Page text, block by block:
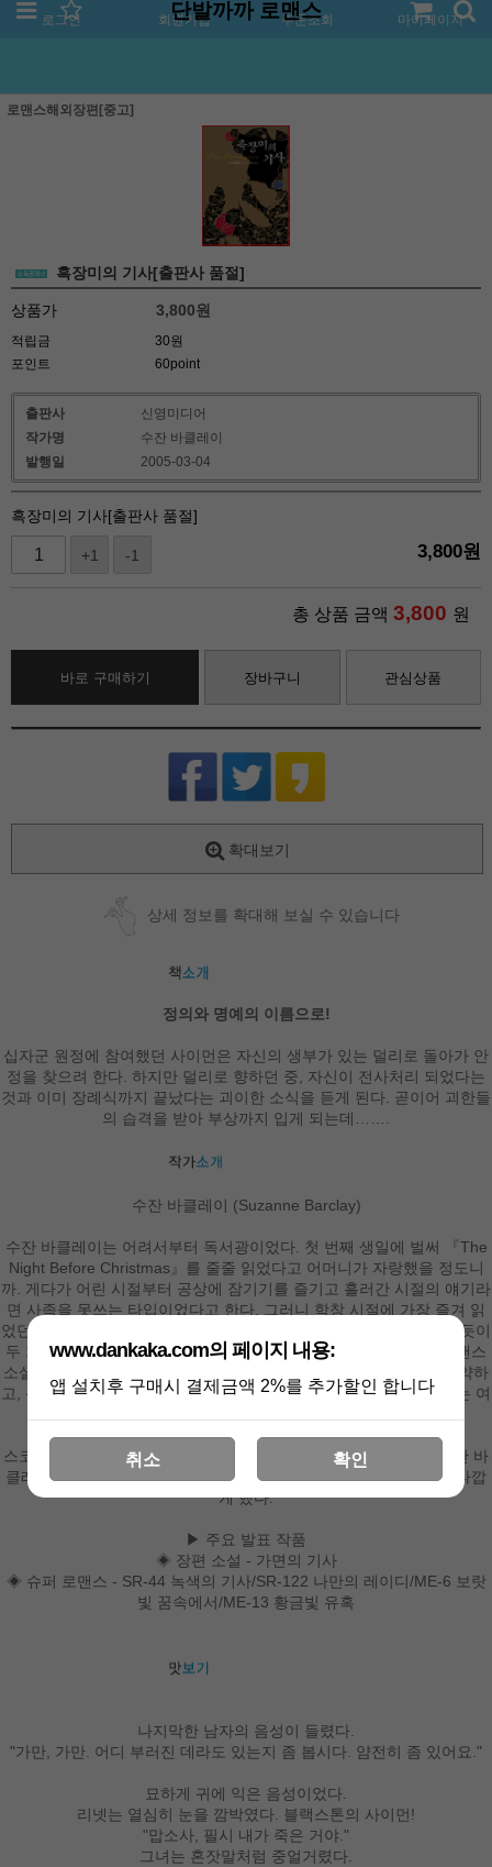
로그인 회원가입 주문조회 마이페이지
단발까까 로맨스
로맨스해외장편[중고]
흑장미의 기사[출판사 품절]
상품가 3,800원
적립금
30원
포인트
60point
출판사
신영미디어
작가명
수잔 바클레이
발행일
2005-03-04
흑장미의 기사[출판사 품절]
+1 -1 3,800원
총 상품 금액 3,800 원
바로 구매하기 장바구니 관심상품
확대보기
상세 정보를 확대해 보실 수 있습니다
정의와 명예의 이름으로!
십자군 원정에 참여했던 사이먼은 자신의 생부가 있는 덜리로 돌아가 안
정을 찾으려 한다. 하지만 덜리로 향하던 중, 자신이 전사처리 되었다는
것과 이미 장례식까지 끝났다는 괴이한 소식을 듣게 된다. 곧이어 괴한들
의 습격을 받아 부상까지 입게 되는데…….
수잔 바클레이 (Suzanne Barclay)
수잔 바클레이는 어려서부터 독서광이었다. 첫 번째 생일에 벌써 『The
Night Before Christmas』를 줄줄 읽었다고 어머니가 자랑했을 정도니
까. 게다가 어린 시절부터 공상에 잠기기를 즐기고 흘러간 시절의 얘기라
면 사족을 못쓰는 타입이었다고 한다. 그러니 학창 시절에 가장 즐겨 읽
었던 책들이 역사 소설인 것도 당연하다. 수잔 바클레이 스스로 밝혔듯이
두 가지가 자연스럽게 어우러지는 가장 좋은 방법으로 역사적인 로맨스
소설을 쓰는 것이었다. 다른 직업을 택했더라면 용감한 기사들이 활약하
고, 귀부인과 아가씨들이 비탄에 빠지곤 했던 시절로 거슬러 올라가는 여
스코틀랜드와 영국을 배경으로 한 중세 로맨스의 대가로 알려진 수잔 바
클레이는 주옥 같은 작품을 남기고 유방암으로 사망하여 주위를 안타깝
게 했다.
▶ 주요 발표 작품
◈ 장편 소설 - 가면의 기사
◈ 슈퍼 로맨스 - SR-44 녹색의 기사/SR-122 나만의 레이디/ME-6 보랏
빛 꿈속에서/ME-13 황금빛 유혹
나지막한 남자의 음성이 들렸다.
"가만, 가만. 어디 부러진 데라도 있는지 좀 봅시다. 얌전히 좀 있어요."
묘하게 귀에 익은 음성이었다.
리넷는 열심히 눈을 깜박였다. 블랙스톤의 사이먼!
"맙소사, 필시 내가 죽은 거야."
그녀는 혼잣말처럼 중얼거렸다.
www.dankaka.com의 페이지 내용:
앱 설치후 구매시 결제금액 2%를 추가할인 합니다
취소 확인